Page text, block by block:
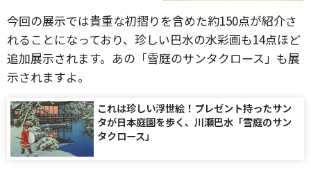
今回の展示では貴重な初摺りを含めた約150点が紹介さ
れることになっており、珍しい巴水の水彩画も14点ほど
追加展示されます。あの「雪庭のサンタクロース」も展
示されますよ。
これは珍しい浮世絵！プレゼント持ったサン
タが日本庭園を歩く、川瀬巴水「雪庭のサン
タクロース」